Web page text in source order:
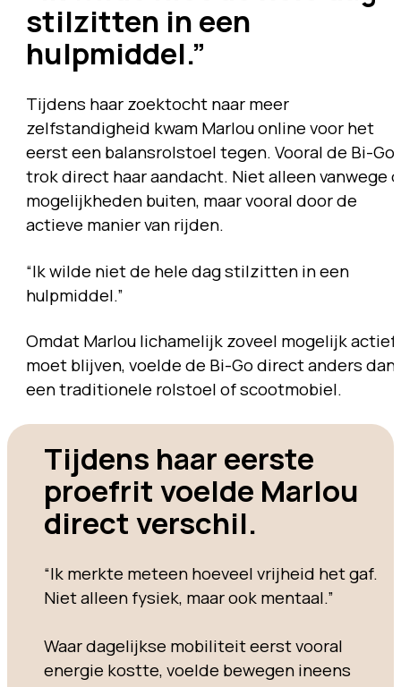
stilzitten in een
hulpmiddel.”
Tijdens haar zoektocht naar meer
zelfstandigheid kwam Marlou online voor het
eerst een balansrolstoel tegen. Vooral de Bi-Go
trok direct haar aandacht. Niet alleen vanwege
mogelijkheden buiten, maar vooral door de
actieve manier van rijden.
“Ik wilde niet de hele dag stilzitten in een
hulpmiddel.”
Omdat Marlou lichamelijk zoveel mogelijk actief
moet blijven, voelde de Bi-Go direct anders dan
een traditionele rolstoel of scootmobiel.
Tijdens haar eerste
proefrit voelde Marlou
direct verschil.
“Ik merkte meteen hoeveel vrijheid het gaf.
Niet alleen fysiek, maar ook mentaal.”
Waar dagelijkse mobiliteit eerst vooral
energie kostte, voelde bewegen ineens